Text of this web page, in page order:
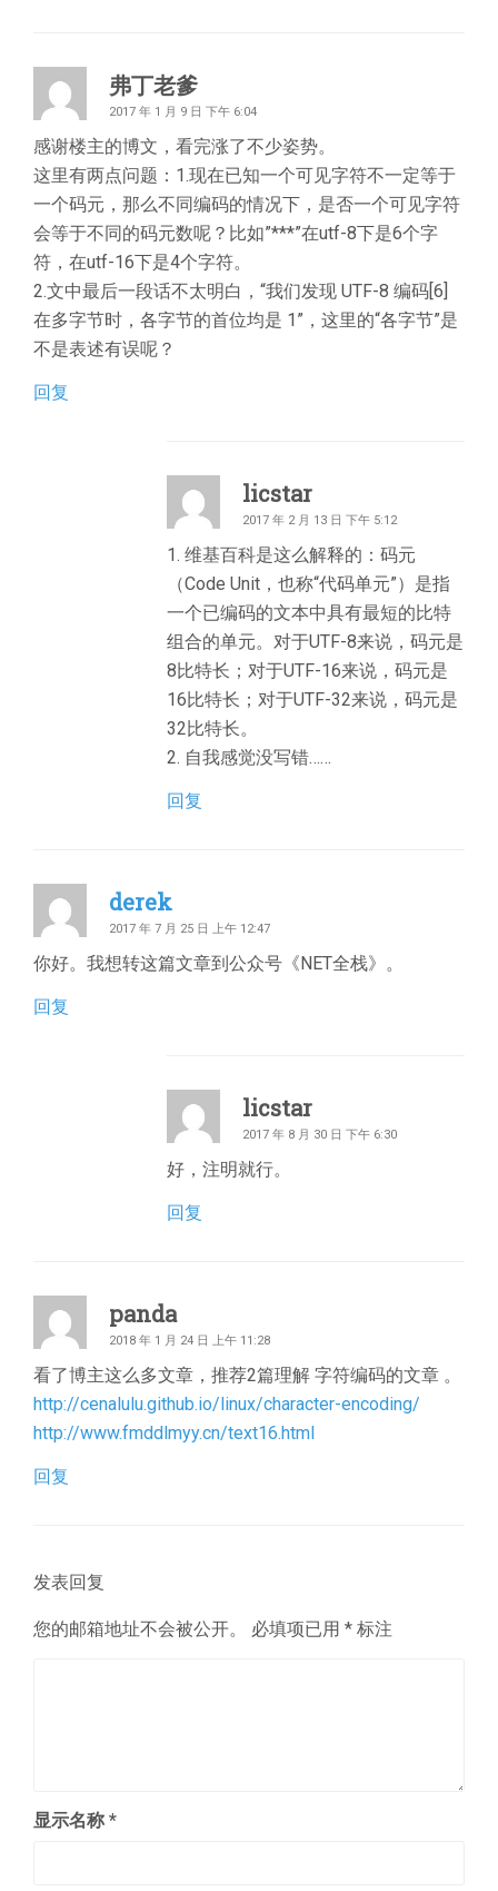
弗丁老爹
2017 年 1 月 9 日 下午 6:04
感谢楼主的博文，看完涨了不少姿势。
这里有两点问题：1.现在已知一个可见字符不一定等于
一个码元，那么不同编码的情况下，是否一个可见字符
会等于不同的码元数呢？比如”***”在utf-8下是6个字
符，在utf-16下是4个字符。
2.文中最后一段话不太明白，“我们发现 UTF-8 编码[6]
在多字节时，各字节的首位均是 1”，这里的“各字节”是
不是表述有误呢？
回复
licstar
2017 年 2 月 13 日 下午 5:12
1. 维基百科是这么解释的：码元
（Code Unit，也称“代码单元”）是指
一个已编码的文本中具有最短的比特
组合的单元。对于UTF-8来说，码元是
8比特长；对于UTF-16来说，码元是
16比特长；对于UTF-32来说，码元是
32比特长。
2. 自我感觉没写错……
回复
derek
2017 年 7 月 25 日 上午 12:47
你好。我想转这篇文章到公众号《NET全栈》。
回复
licstar
2017 年 8 月 30 日 下午 6:30
好，注明就行。
回复
panda
2018 年 1 月 24 日 上午 11:28
看了博主这么多文章，推荐2篇理解 字符编码的文章 。
http://cenalulu.github.io/linux/character-encoding/
http://www.fmddlmyy.cn/text16.html
回复
发表回复
您的邮箱地址不会被公开。 必填项已用 * 标注
显示名称 *